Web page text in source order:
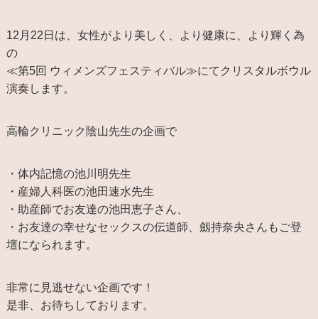
12月22日は、女性がより美しく、より健康に、より輝く為
の
≪第5回 ウィメンズフェスティバル≫にてクリスタルボウル
演奏します。
高輪クリニック陰山先生の企画で
・体内記憶の池川明先生
・産婦人科医の池田速水先生
・助産師でお友達の池田恵子さん、
・お友達の幸せなセックスの伝道師、劔持奈央さんもご登
壇になられます。
非常に見逃せない企画です！
是非、お待ちしております。